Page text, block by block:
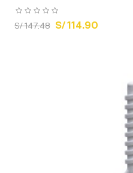
S/ 147.48 S/ 114.90